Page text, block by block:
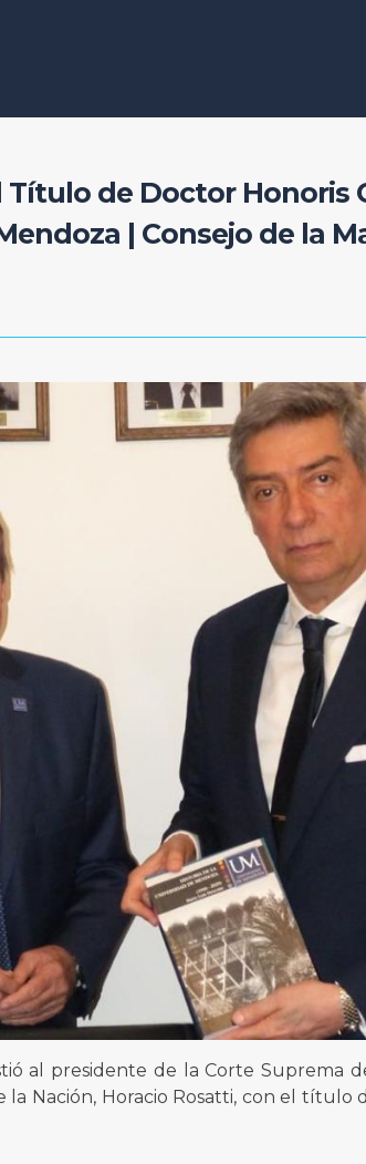
de Doctor Honoris
| Consejo de la
al presidente de la Corte Suprema
Nación, Horacio Rosatti, con el título